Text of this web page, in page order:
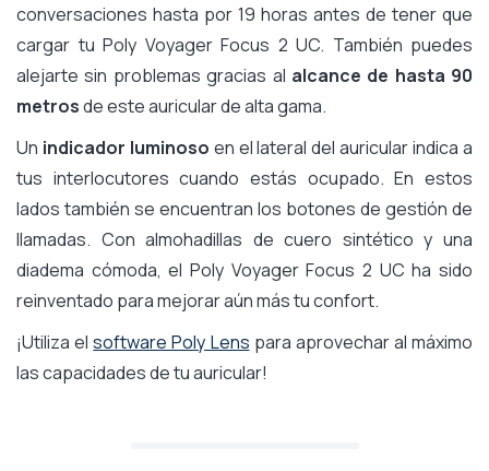
conversaciones hasta por 19 horas antes de tener que
cargar tu Poly Voyager Focus 2 UC. También puedes
alejarte sin problemas gracias al alcance de hasta 90
metrosde este auricular de alta gama.
Un indicador luminoso en el lateral del auricular indica a
tus interlocutores cuando estás ocupado. En estos
lados también se encuentran los botones de gestión de
llamadas. Con almohadillas de cuero sintético y una
diadema cómoda, el Poly Voyager Focus 2 UC ha sido
reinventado para mejorar aún más tu confort.
¡Utiliza elsoftware Poly Lens para aprovechar al máximo
las capacidades de tu auricular!